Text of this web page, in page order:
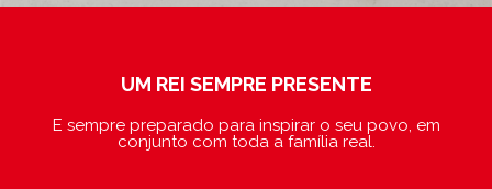
UM REI SEMPRE PRESENTE
E sempre preparado para inspirar o seu povo, em
conjunto com toda a família real.